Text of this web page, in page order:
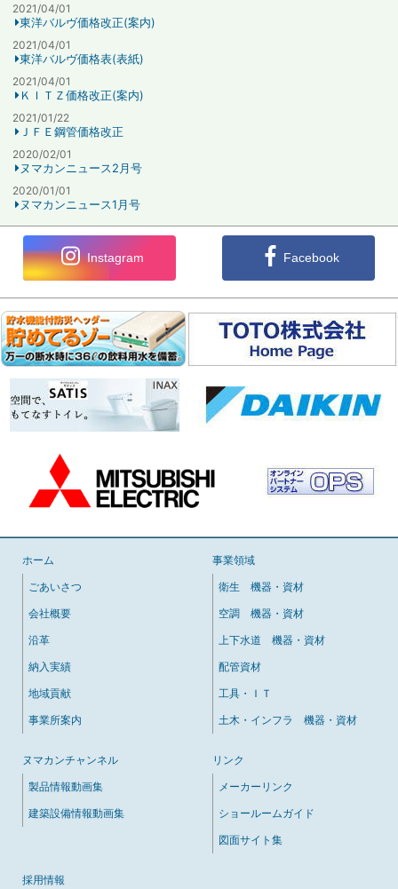
2021/04/01
東洋バルヴ価格改正(案内)
2021/04/01
東洋バルヴ価格表(表紙)
2021/04/01
ＫＩＴＺ価格改正(案内)
2021/01/22
ＪＦＥ鋼管価格改正
2020/02/01
ヌマカンニュース2月号
2020/01/01
ヌマカンニュース1月号
Instagram Facebook
ホーム
ごあいさつ
会社概要
沿革
納入実績
地域貢献
事業所案内
事業領域
衛生 機器・資材
空調 機器・資材
上下水道 機器・資材
配管資材
工具・ＩＴ
土木・インフラ 機器・資材
ヌマカンチャンネル
製品情報動画集
建築設備情報動画集
リンク
メーカーリンク
ショールームガイド
図面サイト集
採用情報